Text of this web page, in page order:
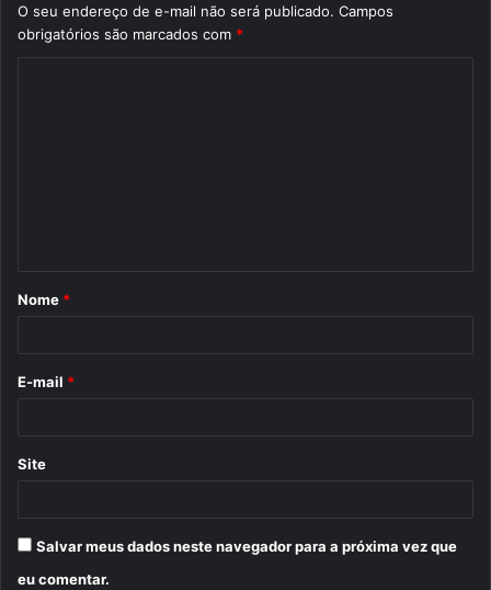
O seu endereço de e-mail não será publicado. Campos
obrigatórios são marcados com *
r
Nome *
E-mail *
Site
Salvar meus dados neste navegador para a próxima vez que
eu comentar.